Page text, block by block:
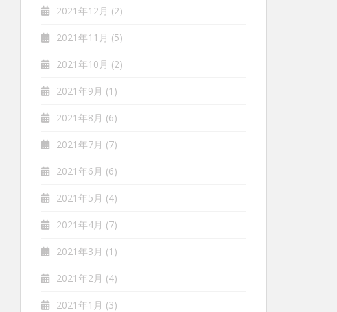
2021年12月 (2)
2021年11月 (5)
2021年10月 (2)
2021年9月 (1)
2021年8月 (6)
2021年7月 (7)
2021年6月 (6)
2021年5月 (4)
2021年4月 (7)
2021年3月 (1)
2021年2月 (4)
2021年1月 (3)